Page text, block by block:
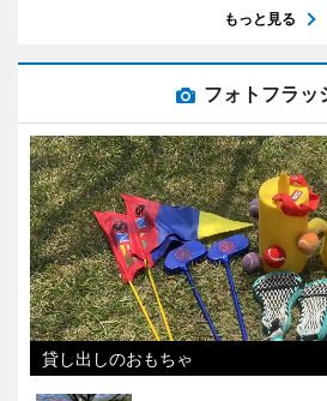
もっと見る
フォトフラッ
貸し出しのおもちゃ